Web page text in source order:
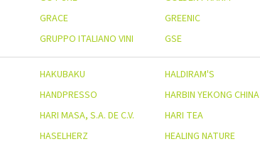
GRACE
GREENIC
GRUPPO ITALIANO VINI
GSE
HAKUBAKU HALDIRAM'S
HANDPRESSO
HARBIN YEKONG CHINA
HARI MASA, S.A. DE C.V.
HARI TEA
HASELHERZ
HEALING NATURE